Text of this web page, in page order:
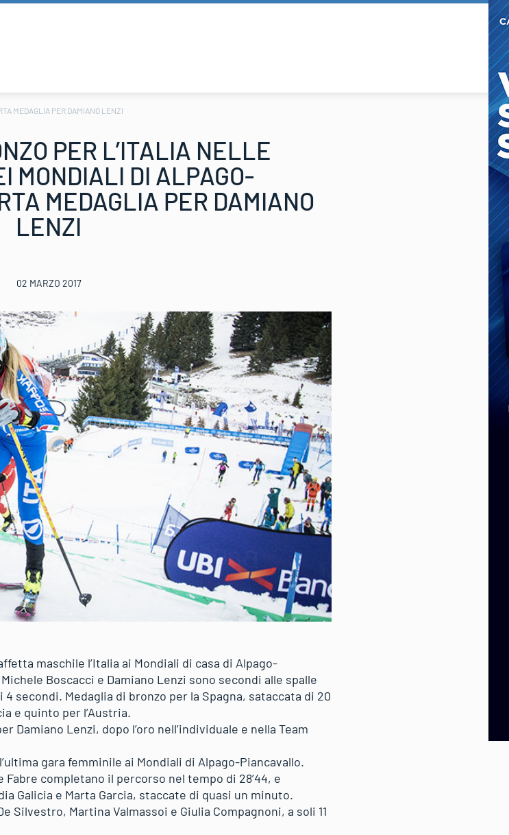
MEDAGLIA PER DAMIANO LENZI
PER L’ITALIA NELLE
MONDIALI DI ALPAGO-
MEDAGLIA PER DAMIANO
LENZI
02 MARZO 2017
maschile l’Italia ai Mondiali di casa di Alpago-
Boscacci e Damiano Lenzi sono secondi alle spalle
secondi. Medaglia di bronzo per la Spagna, sataccata di 20
e quinto per l’Austria.
Damiano Lenzi, dopo l’oro nell’individuale e nella Team
gara femminile ai Mondiali di Alpago-Piancavallo.
completano il percorso nel tempo di 28’44, e
Galicia e Marta Garcia, staccate di quasi un minuto.
Silvestro, Martina Valmassoi e Giulia Compagnoni, a soli 11